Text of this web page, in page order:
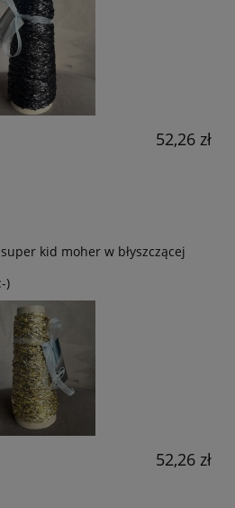
52,26 zł
kid moher w błyszczącej
)
52,26 zł